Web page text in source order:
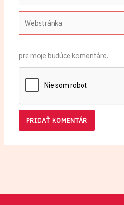
pre moje budúce komentáre.